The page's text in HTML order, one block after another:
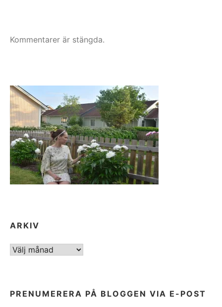
Kommentarer är stängda.
ARKIV
ARKIV
PRENUMERERA PÅ BLOGGEN VIA E-POST